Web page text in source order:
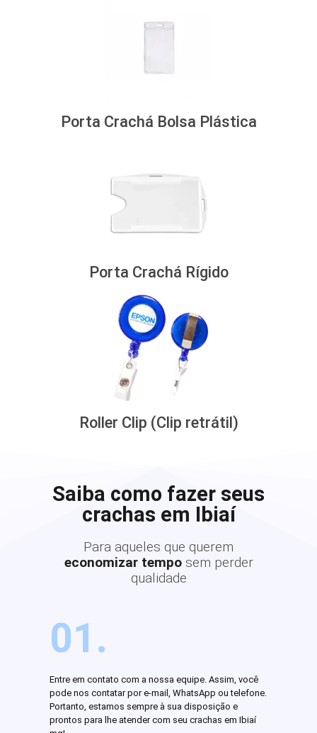
Porta Crachá Bolsa Plástica
Porta Crachá Rígido
Roller Clip (Clip retrátil)
Saiba como fazer seus
crachas em Ibiaí
Para aqueles que querem
economizar tempo sem perder
qualidade
01.
Entre em contato com a nossa equipe. Assim, você
pode nos contatar por e-mail, WhatsApp ou telefone.
Portanto, estamos sempre à sua disposição e
prontos para lhe atender com seu crachas em Ibiaí